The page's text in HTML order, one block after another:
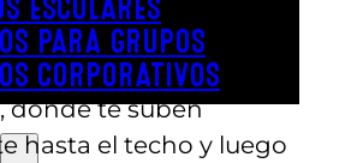
ESCOLARES
PARA GRUPOS
CORPORATIVOS
o haga sol. Tenemos
Drop que te revuelve el
donde te suben
hasta el techo y luego